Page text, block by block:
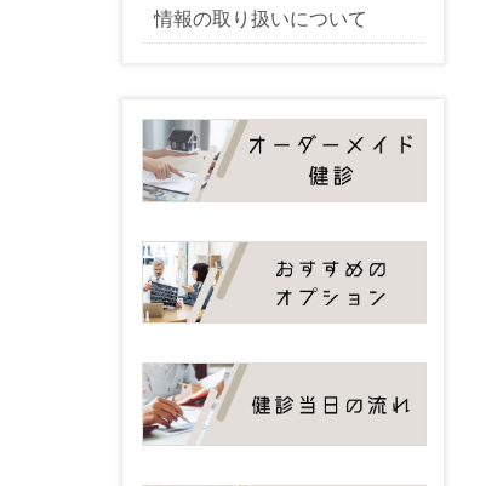
情報の取り扱いについて